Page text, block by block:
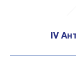
IV